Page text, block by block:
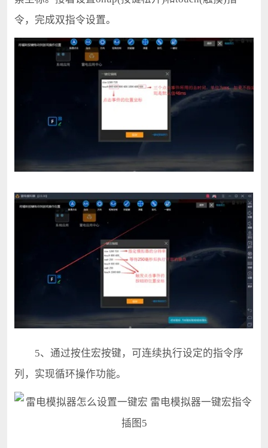
令，完成双指令设置。
5、通过按住宏按键，可连续执行设定的指令序
列，实现循环操作功能。